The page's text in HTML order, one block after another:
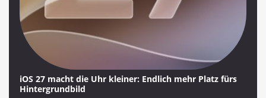
iOS 27 macht die Uhr kleiner: Endlich mehr Platz fürs
Hintergrundbild